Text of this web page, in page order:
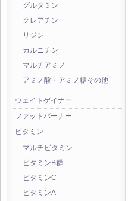
グルタミン
クレアチン
リジン
カルニチン
マルチアミノ
アミノ酸・アミノ糖その他
ウェイトゲイナー
ファットバーナー
ビタミン
マルチビタミン
ビタミンB群
ビタミンC
ビタミンA